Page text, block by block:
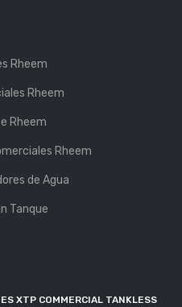
Rheem
Rheem
Rheem
Rheem
de Agua
Tanque
XTP COMMERCIAL TANKLESS